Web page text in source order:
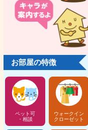
お部屋の特徴
ペット可
・相談
ウォークイン
クローゼット